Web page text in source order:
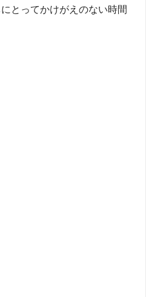
とってかけがえのない時間